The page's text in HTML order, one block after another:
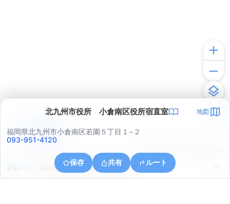
北九州市役所 小倉南区役所宿直室 地図
福岡県北九州市小倉南区若園５丁目１−２
093-951-4120
保存 共有 ルート
福岡県北九州市小倉南区湯川新町３丁目１５
アプリで見る